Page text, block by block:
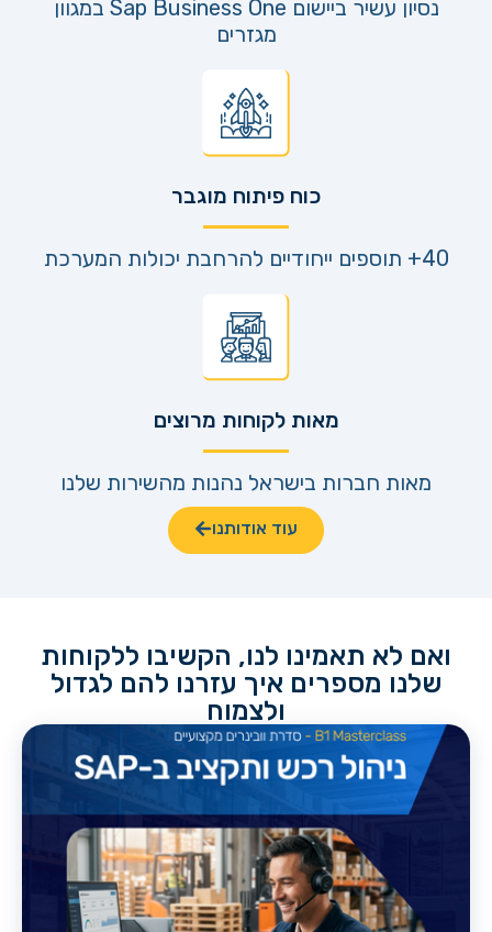
נסיון עשיר ביישום Sap Business One במגוון
מגזרים
כוח פיתוח מוגבר
40+ תוספים ייחודיים להרחבת יכולות המערכת
מאות לקוחות מרוצים
מאות חברות בישראל נהנות מהשירות שלנו
עוד אודותנו
ואם לא תאמינו לנו, הקשיבו ללקוחות
שלנו מספרים איך עזרנו להם לגדול
ולצמוח